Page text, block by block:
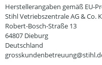
Herstellerangaben gemäß EU-
Stihl Vetriebszentrale AG & Co.
Robert-Bosch-Straße 13
64807 Dieburg
Deutschland